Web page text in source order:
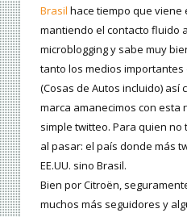
Brasil hace tiempo que
mantiendo el contacto fluido
microblogging y sabe muy
tanto los medios importantes
(Cosas de Autos incluido) así
marca amanecimos con esta
simple twitteo. Para quien
al pasar: el país donde más
EE.UU. sino Brasil.
Bien por Citroën,
muchos más seguidores y